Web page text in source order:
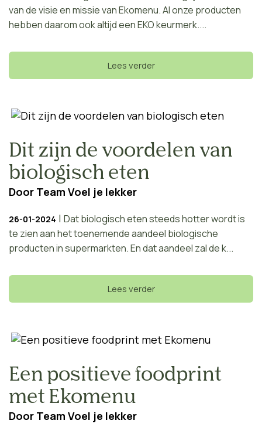
van de visie en missie van Ekomenu. Al onze producten
hebben daarom ook altijd een EKO keurmerk....
Lees verder
Dit zijn de voordelen van
biologisch eten
Door Team Voel je lekker
26-01-2024 | Dat biologisch eten steeds hotter wordt is
te zien aan het toenemende aandeel biologische
producten in supermarkten. En dat aandeel zal de k...
Lees verder
Een positieve foodprint
met Ekomenu
Door Team Voel je lekker